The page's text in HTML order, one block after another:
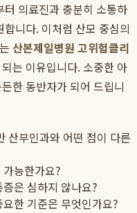
의료진과 충분히 소통하
니다. 이처럼 산모 중심의
산본제일병원 고위험클리
는 이유입니다. 소중한 아
한 동반자가 되어 드립니
산부인과와 어떤 점이 다른
능한가요?
은 심하지 않나요?
한 기준은 무엇인가요?